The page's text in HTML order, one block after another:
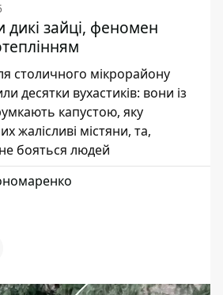
дикі зайці, феномен
столичного мікрорайону
десятки вухастиків: вони із
капустою, яку
жалісливі містяни, та,
бояться людей